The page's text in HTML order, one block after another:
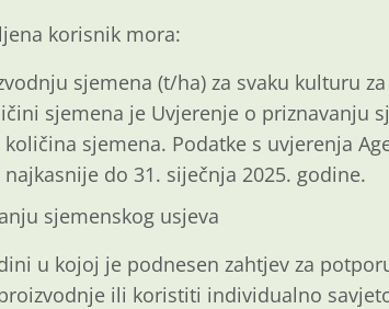
korisnik mora:
sjemena (t/ha) za svaku kulturu
sjemena je Uvjerenje o priznavanju
sjemena. Podatke s uvjerenja
do 31. siječnja 2025. godine.
sjemenskog usjeva
u kojoj je podnesen zahtjev za
ili koristiti individualno